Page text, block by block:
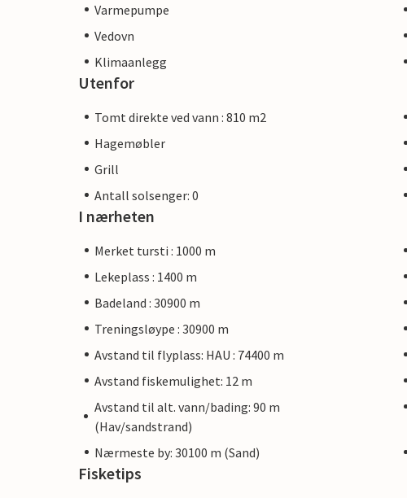
Varmepumpe
Vedovn
Klimaanlegg
Utenfor
Tomt direkte ved vann : 810 m2
Hagemøbler
Grill
Antall solsenger: 0
I nærheten
Merket tursti : 1000 m
Lekeplass : 1400 m
Badeland : 30900 m
Treningsløype : 30900 m
Avstand til flyplass: HAU : 74400 m
Avstand fiskemulighet: 12 m
Avstand til alt. vann/bading: 90 m
(Hav/sandstrand)
Nærmeste by: 30100 m (Sand)
Fisketips